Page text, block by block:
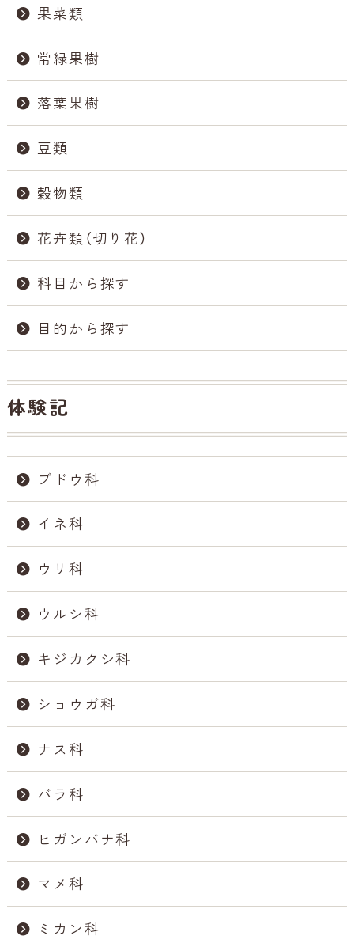
果菜類
常緑果樹
落葉果樹
豆類
穀物類
花卉類（切り花）
科目から探す
目的から探す
体験記
ブドウ科
イネ科
ウリ科
ウルシ科
キジカクシ科
ショウガ科
ナス科
バラ科
ヒガンバナ科
マメ科
ミカン科